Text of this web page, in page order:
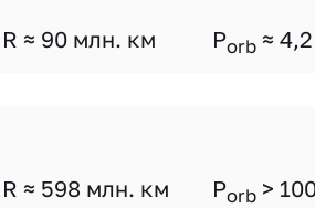
R ≈ 90 млн. км Porb ≈ 4,2
R ≈ 598 млн. км Porb >